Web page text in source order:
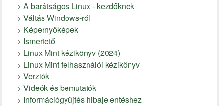
A barátságos Linux - kezdőknek
Váltás Windows-ról
Képernyőképek
Ismertető
Linux Mint kézikönyv (2024)
Linux Mint felhasználói kézikönyv
Verziók
Videók és bemutatók
Információgyűjtés hibajelentéshez